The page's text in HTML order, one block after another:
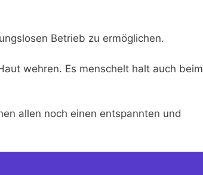
Betrieb zu ermöglichen.
wehren. Es menschelt halt auch beim
allen noch einen entspannten und